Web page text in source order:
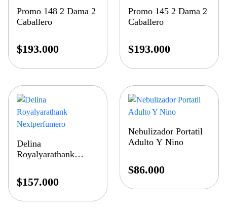
Promo 148 2 Dama 2
Caballero
$193.000
Promo 145 2 Dama 2
Caballero
$193.000
Delina
Royalyarathank
$157.000
Nebulizador Portatil
Adulto Y Nino
$86.000